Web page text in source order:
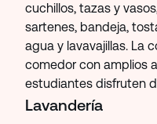
cuchillos, tazas y
sartenes, bandeja,
agua y lavavajillas. La
comedor con amplios
estudiantes disfruten
Lavandería